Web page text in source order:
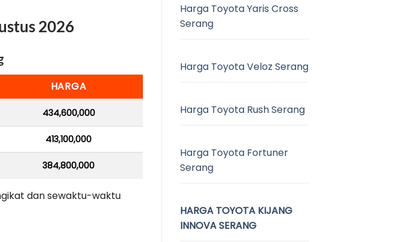
2026
HARGA
434,600,000
413,100,000
384,800,000
dan sewaktu-waktu
Harga Toyota Yaris Cross
Serang
Harga Toyota Veloz Serang
Harga Toyota Rush Serang
Harga Toyota Fortuner
Serang
HARGA TOYOTA KIJANG
INNOVA SERANG